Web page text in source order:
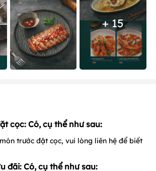
+ 15
cọc: Có, cụ thể như sau:
trước đặt cọc, vui lòng liên hệ để biết
đãi: Có, cụ thể như sau: